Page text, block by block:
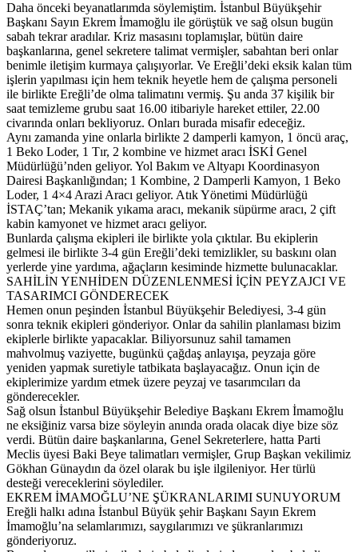
Daha önceki beyanatlarımda söylemiştim. İstanbul Büyükşehir
Başkanı Sayın Ekrem İmamoğlu ile görüştük ve sağ olsun bugün
sabah tekrar aradılar. Kriz masasını toplamışlar, bütün daire
başkanlarına, genel sekretere talimat vermişler, sabahtan beri onlar
benimle iletişim kurmaya çalışıyorlar. Ve Ereğli’deki eksik kalan tüm
işlerin yapılması için hem teknik heyetle hem de çalışma personeli
ile birlikte Ereğli’de olma talimatını vermiş. Şu anda 37 kişilik bir
saat temizleme grubu saat 16.00 itibariyle hareket ettiler, 22.00
civarında onları bekliyoruz. Onları burada misafir edeceğiz.
Aynı zamanda yine onlarla birlikte 2 damperli kamyon, 1 öncü araç,
1 Beko Loder, 1 Tır, 2 kombine ve hizmet aracı İSKİ Genel
Müdürlüğü’nden geliyor. Yol Bakım ve Altyapı Koordinasyon
Dairesi Başkanlığından; 1 Kombine, 2 Damperli Kamyon, 1 Beko
Loder, 1 4×4 Arazi Aracı geliyor. Atık Yönetimi Müdürlüğü
İSTAÇ’tan; Mekanik yıkama aracı, mekanik süpürme aracı, 2 çift
kabin kamyonet ve hizmet aracı geliyor.
Bunlarda çalışma ekipleri ile birlikte yola çıktılar. Bu ekiplerin
gelmesi ile birlikte 3-4 gün Ereğli’deki temizlikler, su baskını olan
yerlerde yine yardıma, ağaçların kesiminde hizmette bulunacaklar.
SAHİLİN YENHİDEN DÜZENLENMESİ İÇİN PEYZAJCI VE
TASARIMCI GÖNDERECEK
Hemen onun peşinden İstanbul Büyükşehir Belediyesi, 3-4 gün
sonra teknik ekipleri gönderiyor. Onlar da sahilin planlaması bizim
ekiplerle birlikte yapacaklar. Biliyorsunuz sahil tamamen
mahvolmuş vaziyette, bugünkü çağdaş anlayışa, peyzaja göre
yeniden yapmak suretiyle tatbikata başlayacağız. Onun için de
ekiplerimize yardım etmek üzere peyzaj ve tasarımcıları da
gönderecekler.
Sağ olsun İstanbul Büyükşehir Belediye Başkanı Ekrem İmamoğlu
ne eksiğiniz varsa bize söyleyin anında orada olacak diye bize söz
verdi. Bütün daire başkanlarına, Genel Sekreterlere, hatta Parti
Meclis üyesi Baki Beye talimatları vermişler, Grup Başkan vekilimiz
Gökhan Günaydın da özel olarak bu işle ilgileniyor. Her türlü
desteği vereceklerini söylediler.
EKREM İMAMOĞLU’NE ŞÜKRANLARIMI SUNUYORUM
Ereğli halkı adına İstanbul Büyük şehir Başkanı Sayın Ekrem
İmamoğlu’na selamlarımızı, saygılarımızı ve şükranlarımızı
gönderiyoruz.